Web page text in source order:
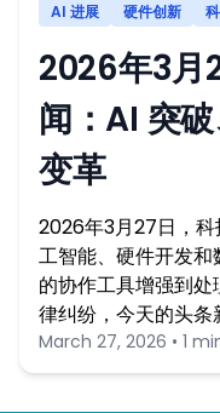
AI 进展 硬件创新
2026年3月
闻：AI 突
变革
2026年3月27日，
工智能、硬件开发
的协作工具增强到
律纠纷，今天的头
March 27, 2026 • 1